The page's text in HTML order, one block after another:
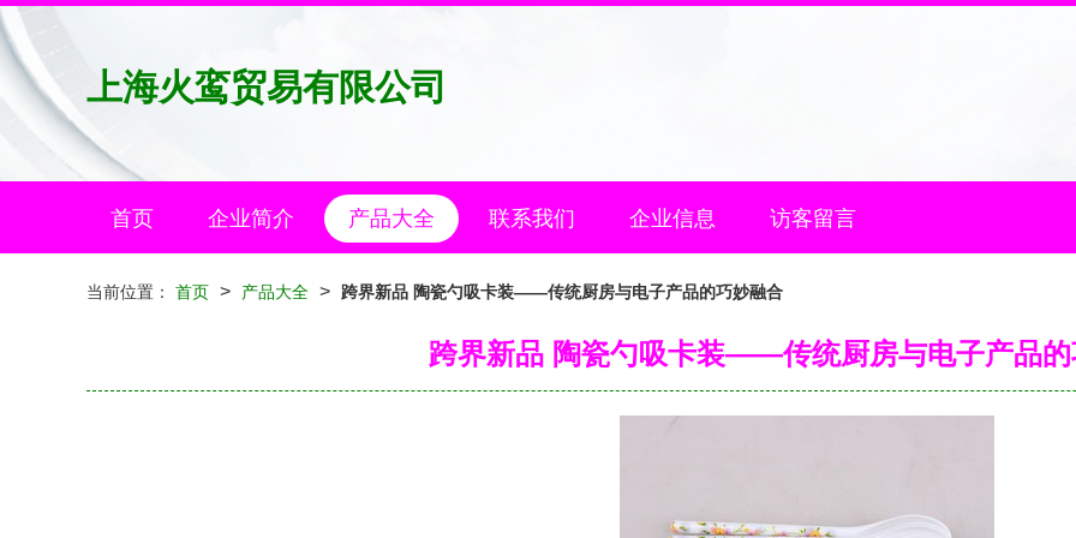
上海火鸾贸易有限公司
首页 企业简介 产品大全 联系我们 企业信息 访客留言
当前位置： 首页 > 产品大全 > 跨界新品 陶瓷勺吸卡装——传统厨房与电子产品的巧妙融合
跨界新品 陶瓷勺吸卡装——传统厨房与电子产品的